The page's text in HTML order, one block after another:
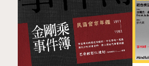
第三節 雅各下埃及
第四節 開始受欺壓
第五節 摩西（註二六）
第六節 摩西的選擇